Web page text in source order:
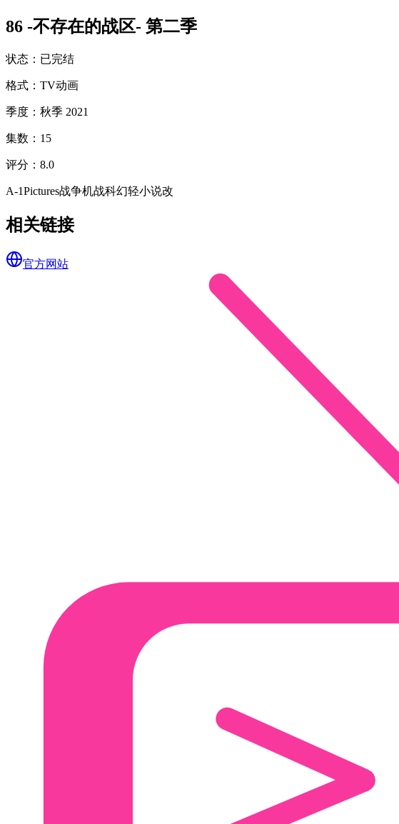
86 -不存在的战区- 第二季
状态 ： 已完结
格式 ： TV动画
季度 ： 秋季 2021
集数 ： 15
评分 ： 8.0
A-1Pictures战争机战科幻轻小说改
相关链接
官方网站